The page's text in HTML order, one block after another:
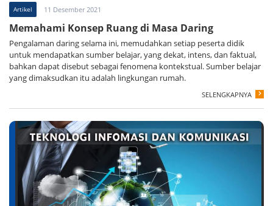
Artikel 11 Desember 2021
Memahami Konsep Ruang di Masa Daring
Pengalaman daring selama ini, memudahkan setiap peserta didik
untuk mendapatkan sumber belajar, yang dekat, intens, dan faktual,
bahkan dapat disebut sebagai fenomena kontekstual. Sumber belajar
yang dimaksudkan itu adalah lingkungan rumah.
SELENGKAPNYA